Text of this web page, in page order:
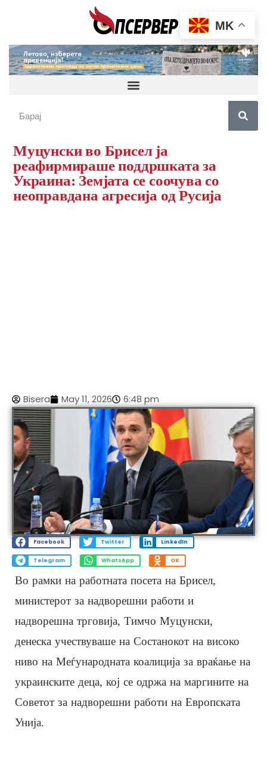
Муцунски во Брисел ја
реафирмираше поддршката за
Украина: Земјата се соочува со
неоправдана агресија од Русија
Bisera May 11, 2026 6:48 pm
Facebook Twitter LinkedIn
Telegram WhatsApp OK
Во рамки на работната посета на Брисел,
министерот за надворешни работи и
надворешна трговија, Тимчо Муцунски,
денеска учествуваше на Состанокот на високо
ниво на Меѓународната коалиција за враќање на
украинските деца, кој се одржа на маргините на
Советот за надворешни работи на Европската
Унија.
MK